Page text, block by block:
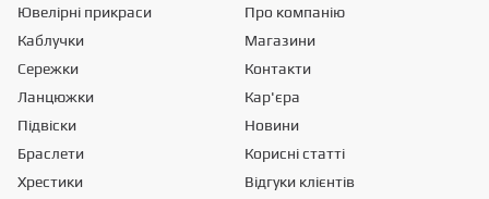
Ювелірні прикраси
Каблучки
Сережки
Ланцюжки
Підвіски
Браслети
Хрестики
Про компанію
Магазини
Контакти
Кар'єра
Новини
Корисні статті
Відгуки клієнтів